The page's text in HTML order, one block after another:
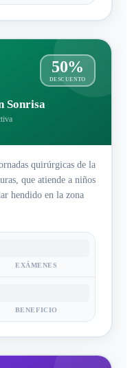
50%
DESCUENTO
Sonrisa
quirúrgicas de la
que atiende a niños
hendido en la zona
EXÁMENES
BENEFICIO